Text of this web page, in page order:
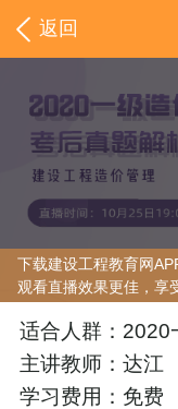
返回
下载建设工程教育网
观看直播效果更佳，享
适合人群：2020
主讲教师：达江
学习费用：免费